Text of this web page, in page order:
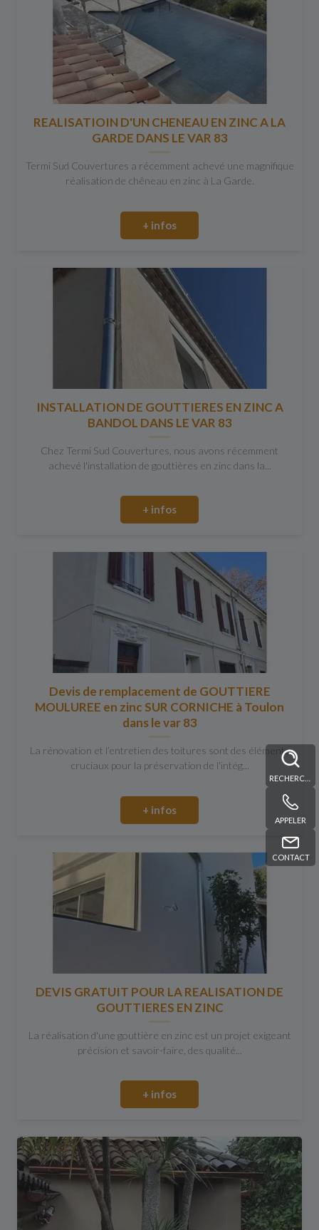
APPELER
CONTACT
REALISATIOIN D'UN CHENEAU EN ZINC A LA
GARDE DANS LE VAR 83
Termi Sud Couvertures a récemment achevé une magnifique
réalisation de chêneau en zinc à La Garde.
+ infos
INSTALLATION DE GOUTTIERES EN ZINC A
BANDOL DANS LE VAR 83
Chez Termi Sud Couvertures, nous avons récemment
achevé l'installation de gouttières en zinc dans la...
+ infos
Devis de remplacement de GOUTTIERE
MOULUREE en zinc SUR CORNICHE à Toulon
dans le var 83
La rénovation et l’entretien des toitures sont des éléments
cruciaux pour la préservation de l'intég...
+ infos
DEVIS GRATUIT POUR LA REALISATION DE
GOUTTIERES EN ZINC
La réalisation d'une gouttière en zinc est un projet exigeant
précision et savoir-faire, des qualité...
+ infos